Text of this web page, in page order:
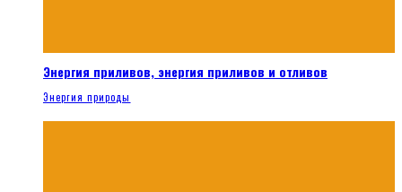
Энергия приливов, энергия приливов и отливов
Энергия природы